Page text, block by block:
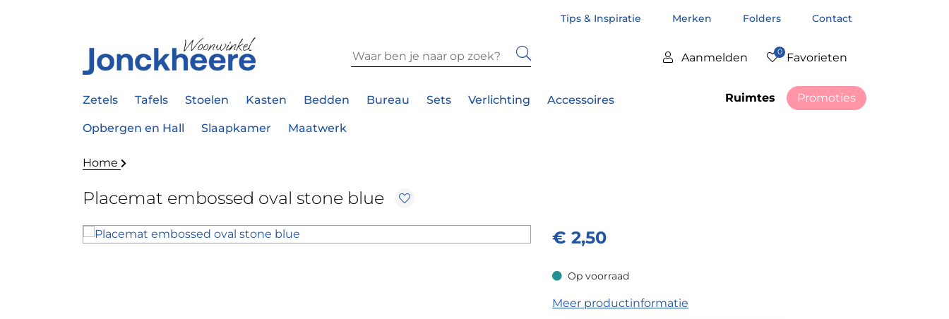
Tips & Inspiratie Merken Folders Contact
Aanmelden 0 Favorieten
Zetels Tafels Stoelen Kasten Bedden Bureau Sets Verlichting Accessoires
Opbergen en Hall Slaapkamer Maatwerk
Ruimtes Promoties
Home
Placemat embossed oval stone blue
€ 2,50
Op voorraad
Op voorraad
Meer productinformatie